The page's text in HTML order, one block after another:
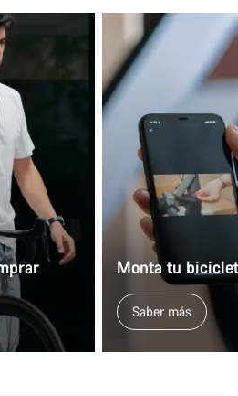
Monta tu
Saber más